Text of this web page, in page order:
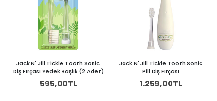
Jack N' Jill Tickle Tooth Sonic
Diş Fırçası Yedek Başlık (2 Adet)
595,00TL
Jack N' Jill Tickle Tooth Sonic
Pill Diş Fırçası
1.259,00TL